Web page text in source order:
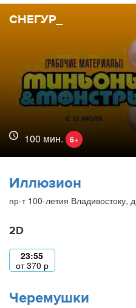
СНЕГУР_
100 мин. 6+
Иллюзион
пр-т 100-летия Владивостоку,
2D
23:55
от370 р
Черемушки